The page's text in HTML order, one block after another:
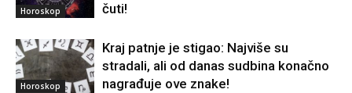
Horoskop
čuti!
Horoskop
Kraj patnje je stigao: Najviše su
stradali, ali od danas sudbina konačno
nagrađuje ove znake!